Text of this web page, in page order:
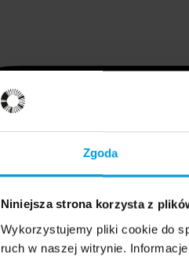
Zgoda
Niniejsza strona korzysta z
Wykorzystujemy pliki cookie do
ruch w naszej witrynie.